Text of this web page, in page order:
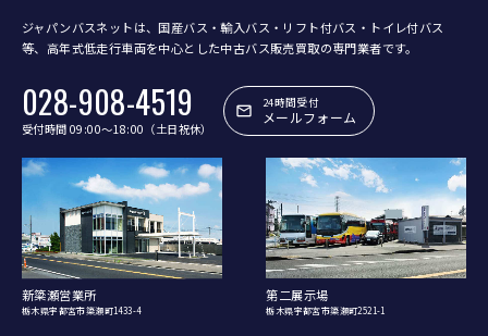
ジャパンバスネットは、国産バス・輸入バス・リフト付バス・トイレ付バス
等、 高年式低走行車両を中心とした中古バス販売買取の専門業者です。
028-908-4519
受付時間 09:00〜18:00（土日祝休）
24時間受付
メールフォーム
新簗瀬営業所
栃木県宇都宮市簗瀬町1433-4
第二展示場
栃木県宇都宮市簗瀬町2521-1